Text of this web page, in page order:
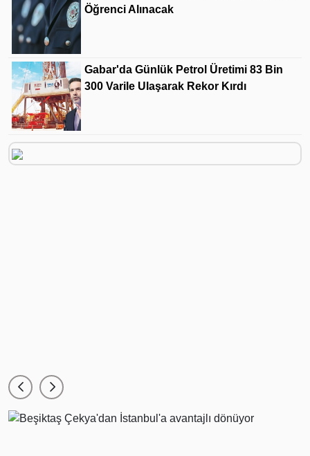
Öğrenci Alınacak
Gabar'da Günlük Petrol Üretimi 83 Bin
300 Varile Ulaşarak Rekor Kırdı